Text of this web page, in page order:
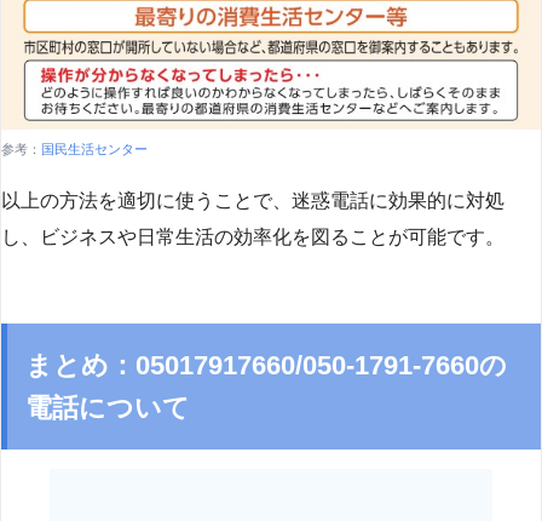
参考： 国民生活センター
以上の方法を適切に使うことで、迷惑電話に効果的に対処
し、ビジネスや日常生活の効率化を図ることが可能です。
まとめ：05017917660/050-1791-7660の
電話について